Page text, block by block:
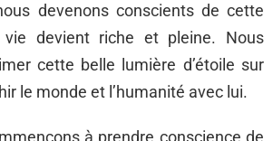
devenons conscients de cette
vie devient riche et pleine. Nous
cette belle lumière d’étoile sur
le monde et l’humanité avec lui.